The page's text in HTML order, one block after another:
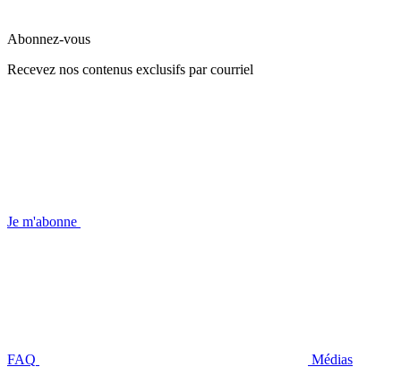
Abonnez-vous
Recevez nos contenus exclusifs par courriel
Je m'abonne
FAQ Médias